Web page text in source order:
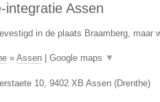
integratie Assen
in de plaats Braamberg, maar
» Assen| Google maps ▼
10, 9402 XB Assen(Drenthe)